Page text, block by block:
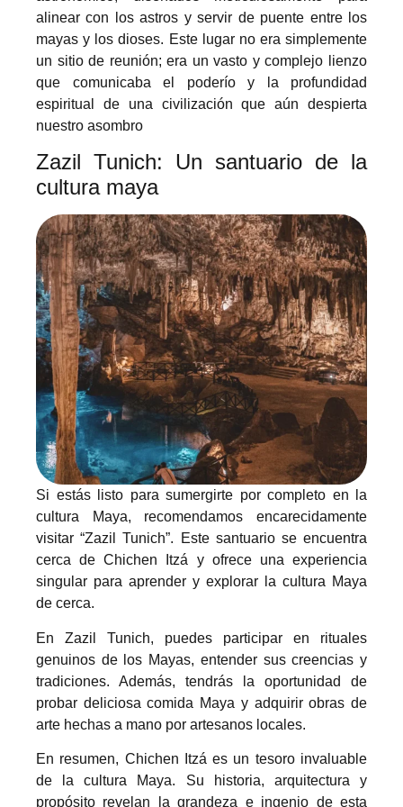
alinear con los astros y servir de puente entre los
mayas y los dioses. Este lugar no era simplemente
un sitio de reunión; era un vasto y complejo lienzo
que comunicaba el poderío y la profundidad
espiritual de una civilización que aún despierta
nuestro asombro
Zazil Tunich: Un santuario de la
cultura maya
Si estás listo para sumergirte por completo en la
cultura Maya, recomendamos encarecidamente
visitar “Zazil Tunich”. Este santuario se encuentra
cerca de Chichen Itzá y ofrece una experiencia
singular para aprender y explorar la cultura Maya
de cerca.
En Zazil Tunich, puedes participar en rituales
genuinos de los Mayas, entender sus creencias y
tradiciones. Además, tendrás la oportunidad de
probar deliciosa comida Maya y adquirir obras de
arte hechas a mano por artesanos locales.
En resumen, Chichen Itzá es un tesoro invaluable
de la cultura Maya. Su historia, arquitectura y
propósito revelan la grandeza e ingenio de esta